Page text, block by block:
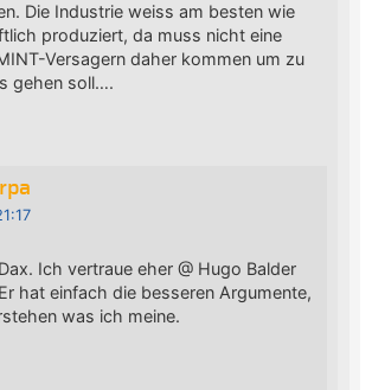
Die Industrie weiss am besten wie
produziert, da muss nicht eine
Versagern daher kommen um zu
gehen soll….
Ich vertraue eher @ Hugo Balder
hat einfach die besseren Argumente,
was ich meine.